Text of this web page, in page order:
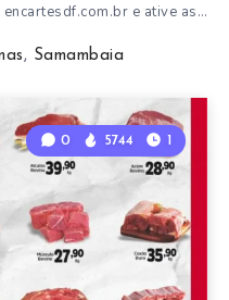
e ative as…
, Samambaia
0 5744 1